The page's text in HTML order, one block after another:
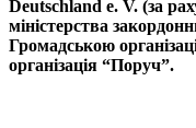
Deutschland e. V. (за
міністерства
Громадською
організація “Поруч”.